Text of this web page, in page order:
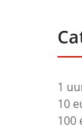
1
10
100